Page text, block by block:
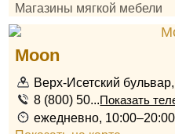
Магазины мягкой мебели
Moon
Верх-Исетский
8 (800) 50...Показать
ежедневно, 10:00–20:00